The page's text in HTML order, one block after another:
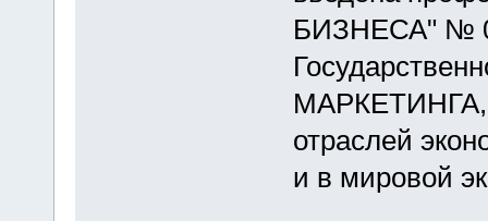
БИЗНЕСА" №
МАРКЕТИНГА,
отраслей
и в мировой